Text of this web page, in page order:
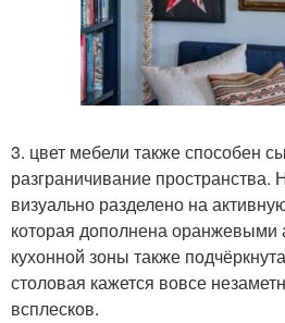
3. цвет мебели также способен
разграничивание
визуально разделено на
которая дополнена оранжевыми
кухонной зоны также
столовая кажется вовсе
всплесков.